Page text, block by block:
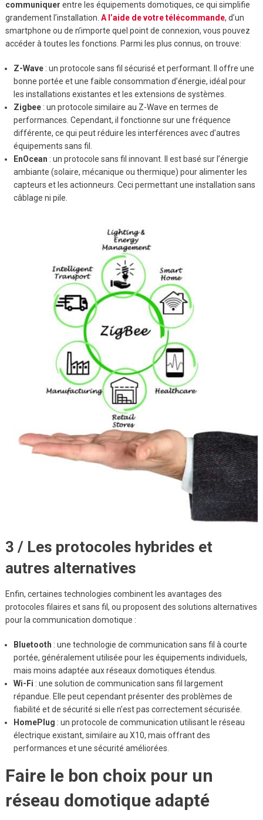
communiquer entre les équipements domotiques, ce qui simplifie
grandement l’installation. A l’aide de votre télécommande, d’un
smartphone ou de n’importe quel point de connexion, vous pouvez
accéder à toutes les fonctions. Parmi les plus connus, on trouve:
Z-Wave: un protocole sans fil sécurisé et performant. Il offre une
bonne portée et une faible consommation d’énergie, idéal pour
les installations existantes et les extensions de systèmes.
Zigbee: un protocole similaire au Z-Wave en termes de
performances. Cependant, il fonctionne sur une fréquence
différente, ce qui peut réduire les interférences avec d’autres
équipements sans fil.
EnOcean : un protocole sans fil innovant. Il est basé sur l’énergie
ambiante (solaire, mécanique ou thermique) pour alimenter les
capteurs et les actionneurs. Ceci permettant une installation sans
câblage ni pile.
3 / Les protocoles hybrides et
autres alternatives
Enfin, certaines technologies combinent les avantages des
protocoles filaires et sans fil, ou proposent des solutions alternatives
pour la communication domotique :
Bluetooth : une technologie de communication sans fil à courte
portée, généralement utilisée pour les équipements individuels,
mais moins adaptée aux réseaux domotiques étendus.
Wi-Fi : une solution de communication sans fil largement
répandue. Elle peut cependant présenter des problèmes de
fiabilité et de sécurité si elle n’est pas correctement sécurisée.
HomePlug : un protocole de communication utilisant le réseau
électrique existant, similaire au X10, mais offrant des
performances et une sécurité améliorées.
Faire le bon choix pour un
réseau domotique adapté